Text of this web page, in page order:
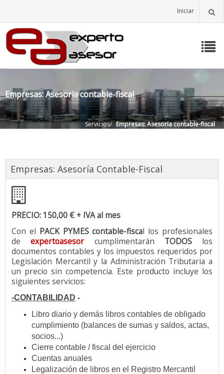
Iniciar
Empresas: Asesoria contable-fiscal
Servicios/ Empresas: Asesoria contable-fiscal
Empresas: Asesoría Contable-Fiscal
PRECIO: 150,00 € + IVA al mes
Con el PACK PYMES contable-fiscal los profesionales
deexpertoasesor cumplimentarán TODOSlos
documentos contables y los impuestos requeridos por
Legislación Mercantil y la Administración Tributaria a
un precio sin competencia. Este producto incluye los
siguientes servicios:
-CONTABILIDAD -
Libro diario y demás libros contables de obligado
cumplimiento (balances de sumas y saldos, actas,
socios...)
Cierre contable / fiscal del ejercicio
Cuentas anuales
Legalización de libros en el Registro Mercantil